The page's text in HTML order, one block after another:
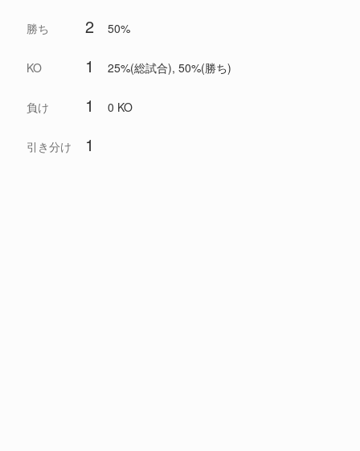
勝ち 2 50%
KO 1 25%(総試合), 50%(勝ち)
負け 1 0 KO
引き分け 1